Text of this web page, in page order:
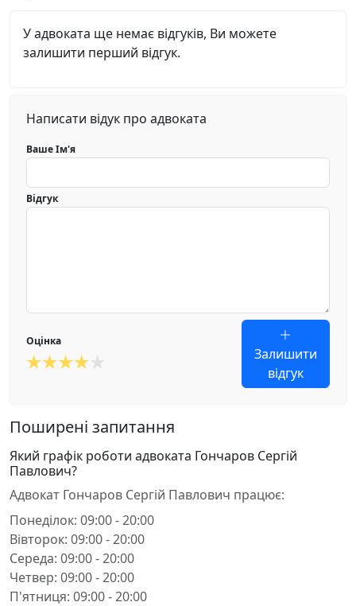
У адвоката ще немає відгуків, Ви можете
залишити перший відгук.
Написати відук про адвоката
Ваше Ім'я
Відгук
Оцінка
Залишити
відгук
Поширені запитання
Який графік роботи адвоката Гончаров Сергій
Павлович?
Адвокат Гончаров Сергій Павлович працює:
Понеділок: 09:00 - 20:00
Вівторок: 09:00 - 20:00
Середа: 09:00 - 20:00
Четвер: 09:00 - 20:00
П'ятниця: 09:00 - 20:00